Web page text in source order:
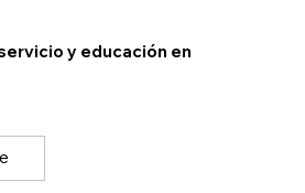
y educación en